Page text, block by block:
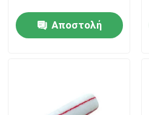
Αποστολή